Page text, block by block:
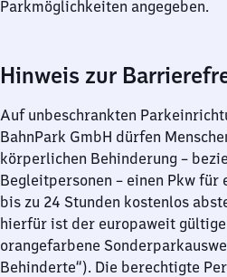
Parkmöglichkeiten angegeben.
Hinweis zur
Auf unbeschrankten
BahnPark GmbH dürfen
körperlichen Behinderung –
Begleitpersonen – einen Pkw für
bis zu 24 Stunden kostenlos
hierfür ist der europaweit
orangefarbene
Behinderte“). Die berechtigte